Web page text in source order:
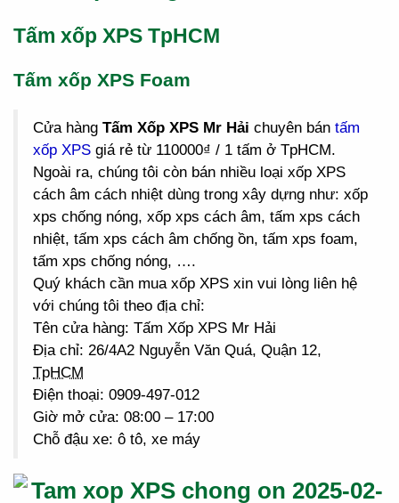
Tấm xốp XPS TpHCM
Tấm xốp XPS Foam
Cửa hàng Tấm Xốp XPS Mr Hải chuyên bán tấm
xốp XPS giá rẻ từ 110000₫ / 1 tấm ở TpHCM.
Ngoài ra, chúng tôi còn bán nhiều loại xốp XPS
cách âm cách nhiệt dùng trong xây dựng như: xốp
xps chống nóng, xốp xps cách âm, tấm xps cách
nhiệt, tấm xps cách âm chống ồn, tấm xps foam,
tấm xps chống nóng, ….
Quý khách cần mua xốp XPS xin vui lòng liên hệ
với chúng tôi theo địa chỉ:
Tên cửa hàng: Tấm Xốp XPS Mr Hải
Địa chỉ: 26/4A2 Nguyễn Văn Quá, Quận 12,
TpHCM
Điện thoại: 0909-497-012
Giờ mở cửa: 08:00 – 17:00
Chỗ đậu xe: ô tô, xe máy